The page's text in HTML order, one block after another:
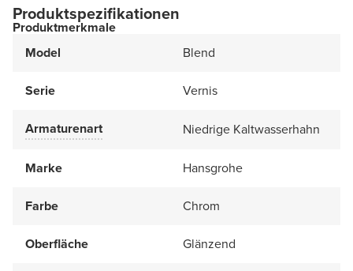
Produktspezifikationen
Produktmerkmale
Model
Blend
Serie Vernis
Armaturenart Niedrige Kaltwasserhahn
Marke Hansgrohe
Farbe Chrom
Oberfläche Glänzend